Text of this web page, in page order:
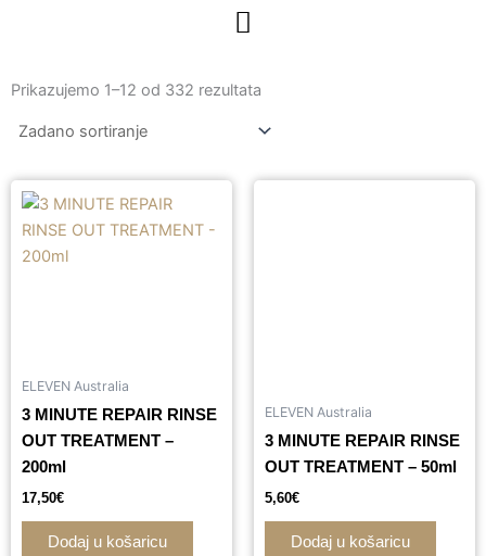
Prikazujemo 1–12 od 332 rezultata
ELEVEN Australia
3 MINUTE REPAIR RINSE
OUT TREATMENT –
200ml
17,50€
Dodaj u košaricu
ELEVEN Australia
3 MINUTE REPAIR RINSE
OUT TREATMENT – 50ml
5,60€
Dodaj u košaricu